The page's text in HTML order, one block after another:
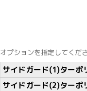
オプションを指定してくださ
サイドガード(1)ターポ
サイドガード(2)ターポ